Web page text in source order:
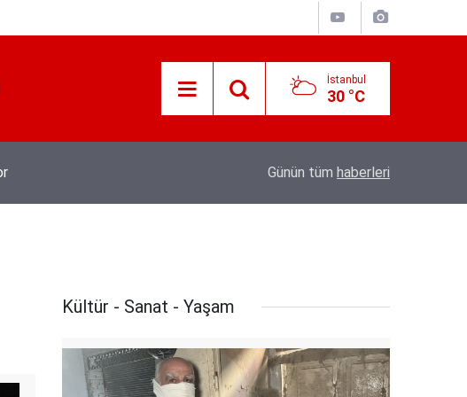
İstanbul
30 °C
Türkiye, Suudi Arabistan ve Pakistan
Günün tüm haberleri
Kültür - Sanat - Yaşam